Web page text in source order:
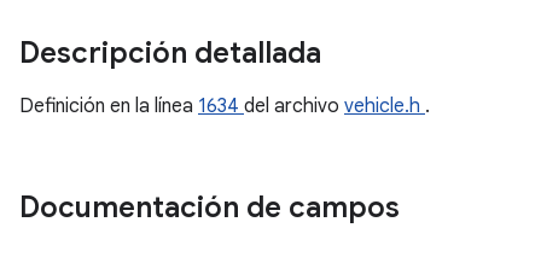
Descripción detallada
Definición en la línea 1634 del archivo vehicle.h .
Documentación de campos